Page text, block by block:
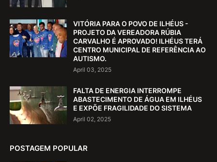
VITÓRIA PARA O POVO DE ILHÉUS -
PROJETO DA VEREADORA RÚBIA
CARVALHO É APROVADO! ILHÉUS TERÁ
CENTRO MUNICIPAL DE REFERÊNCIA AO
AUTISMO.
April 03, 2025
FALTA DE ENERGIA INTERROMPE
ABASTECIMENTO DE ÁGUA EM ILHÉUS
E EXPÕE FRAGILIDADE DO SISTEMA
April 02, 2025
POSTAGEM POPULAR